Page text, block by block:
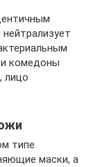
комедоны
лицо
типе
маски, а